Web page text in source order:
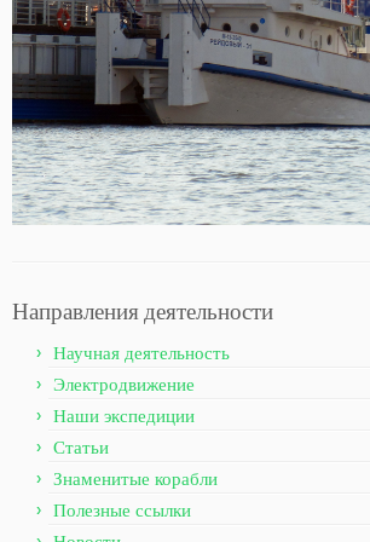
Направления деятельности
Научная деятельность
Электродвижение
Наши экспедиции
Статьи
Знаменитые корабли
Полезные ссылки